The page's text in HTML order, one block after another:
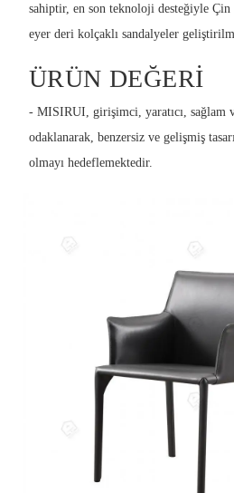
sahiptir, en son teknoloji desteğiyle
eyer deri kolçaklı sandalyeler
ÜRÜN DEĞERI
- MISIRUI, girişimci, yaratıcı, sağlam
odaklanarak, benzersiz ve gelişmiş
olmayı hedeflemektedir.